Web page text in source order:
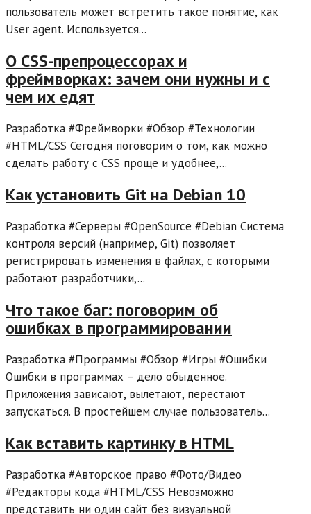
пользователь может встретить такое понятие, как
User agent. Используется...
О CSS-препроцессорах и
фреймворках: зачем они нужны и с
чем их едят
Разработка #Фреймворки #Обзор #Технологии
#HTML/CSS Сегодня поговорим о том, как можно
сделать работу с CSS проще и удобнее,...
Как установить Git на Debian 10
Разработка #Серверы #OpenSource #Debian Система
контроля версий (например, Git) позволяет
регистрировать изменения в файлах, с которыми
работают разработчики,...
Что такое баг: поговорим об
ошибках в программировании
Разработка #Программы #Обзор #Игры #Ошибки
Ошибки в программах – дело обыденное.
Приложения зависают, вылетают, перестают
запускаться. В простейшем случае пользователь...
Как вставить картинку в HTML
Разработка #Авторское право #Фото/Видео
#Редакторы кода #HTML/CSS Невозможно
представить ни один сайт без визуальной